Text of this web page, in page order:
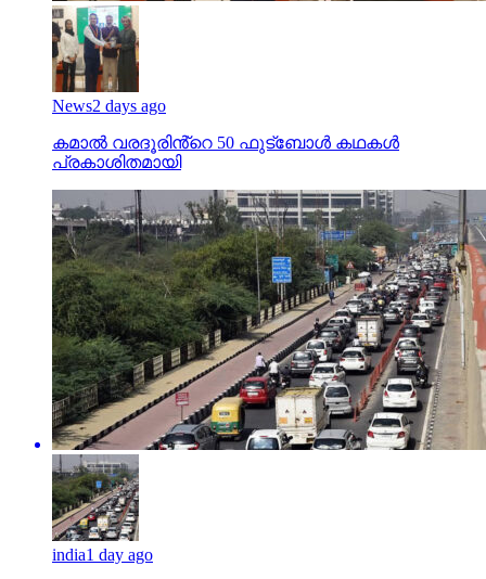
News2 days ago
കമാൽ വരദൂരിൻ്റെ 50 ഫുട്ബോൾ കഥകൾ
പ്രകാശിതമായി
india1 day ago